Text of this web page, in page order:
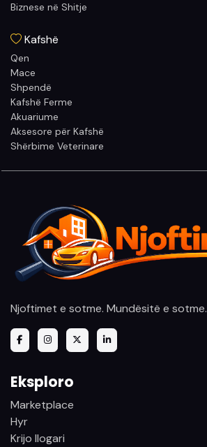
Biznese në Shitje
Kafshë
Qen
Mace
Shpendë
Kafshë Ferme
Akuariume
Aksesore për Kafshë
Shërbime Veterinare
Njoftimet e sotme. Mundësitë e sotme.
Eksploro
Marketplace
Hyr
Krijo llogari